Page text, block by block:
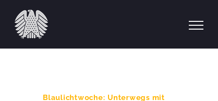
Inhalt
springen
Blaulichtwoche: Unterwegs mit